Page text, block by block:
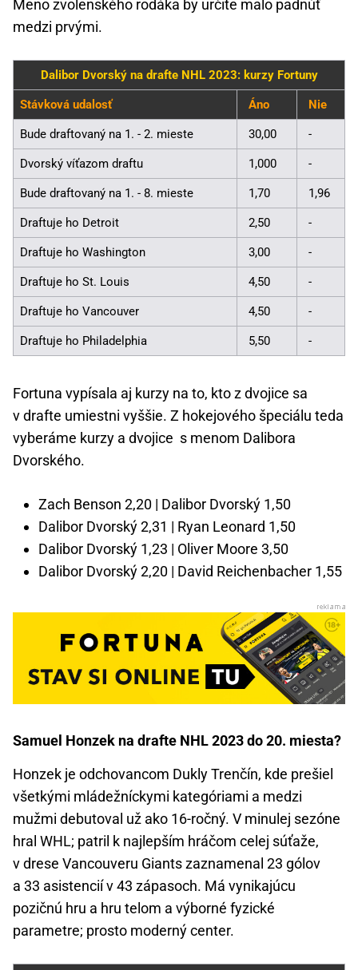
Meno zvolenského rodáka by určite malo padnúť
medzi prvými.
Dalibor Dvorský na drafte NHL 2023: kurzy Fortuny
Stávková udalosť Áno Nie
Bude draftovaný na 1. - 2. mieste 30,00 -
Dvorský víťazom draftu 1,000 -
Bude draftovaný na 1. - 8. mieste 1,70 1,96
Draftuje ho Detroit 2,50 -
Draftuje ho Washington 3,00 -
Draftuje ho St. Louis 4,50 -
Draftuje ho Vancouver 4,50 -
Draftuje ho Philadelphia 5,50 -
Fortuna vypísala aj kurzy na to, kto z dvojice sa
v drafte umiestni vyššie. Z hokejového špeciálu teda
vyberáme kurzy a dvojice s menom Dalibora
Dvorského.
Zach Benson 2,20 | Dalibor Dvorský 1,50
Dalibor Dvorský 2,31 | Ryan Leonard 1,50
Dalibor Dvorský 1,23 | Oliver Moore 3,50
Dalibor Dvorský 2,20 | David Reichenbacher 1,55
Samuel Honzek na drafte NHL 2023 do 20. miesta?
Honzek je odchovancom Dukly Trenčín, kde prešiel
všetkými mládežníckymi kategóriami a medzi
mužmi debutoval už ako 16-ročný. V minulej sezóne
hral WHL; patril k najlepším hráčom celej súťaže,
v drese Vancouveru Giants zaznamenal 23 gólov
a 33 asistencií v 43 zápasoch. Má vynikajúcu
pozičnú hru a hru telom a výborné fyzické
parametre; prosto moderný center.